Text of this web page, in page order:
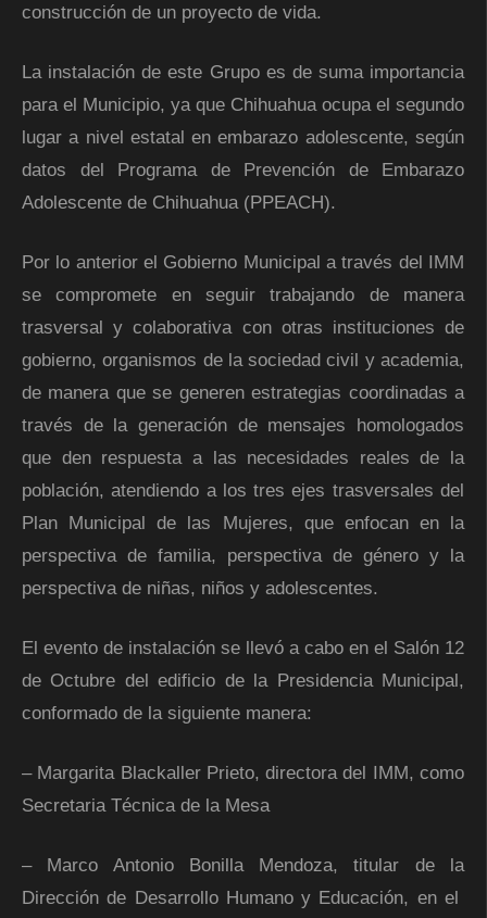
construcción de un proyecto de vida.
La instalación de este Grupo es de suma importancia
para el Municipio, ya que Chihuahua ocupa el segundo
lugar a nivel estatal en embarazo adolescente, según
datos del Programa de Prevención de Embarazo
Adolescente de Chihuahua (PPEACH).
Por lo anterior el Gobierno Municipal a través del IMM
se compromete en seguir trabajando de manera
trasversal y colaborativa con otras instituciones de
gobierno, organismos de la sociedad civil y academia,
de manera que se generen estrategias coordinadas a
través de la generación de mensajes homologados
que den respuesta a las necesidades reales de la
población, atendiendo a los tres ejes trasversales del
Plan Municipal de las Mujeres, que enfocan en la
perspectiva de familia, perspectiva de género y la
perspectiva de niñas, niños y adolescentes.
El evento de instalación se llevó a cabo en el Salón 12
de Octubre del edificio de la Presidencia Municipal,
conformado de la siguiente manera:
– Margarita Blackaller Prieto, directora del IMM, como
Secretaria Técnica de la Mesa
– Marco Antonio Bonilla Mendoza, titular de la
Dirección de Desarrollo Humano y Educación, en el